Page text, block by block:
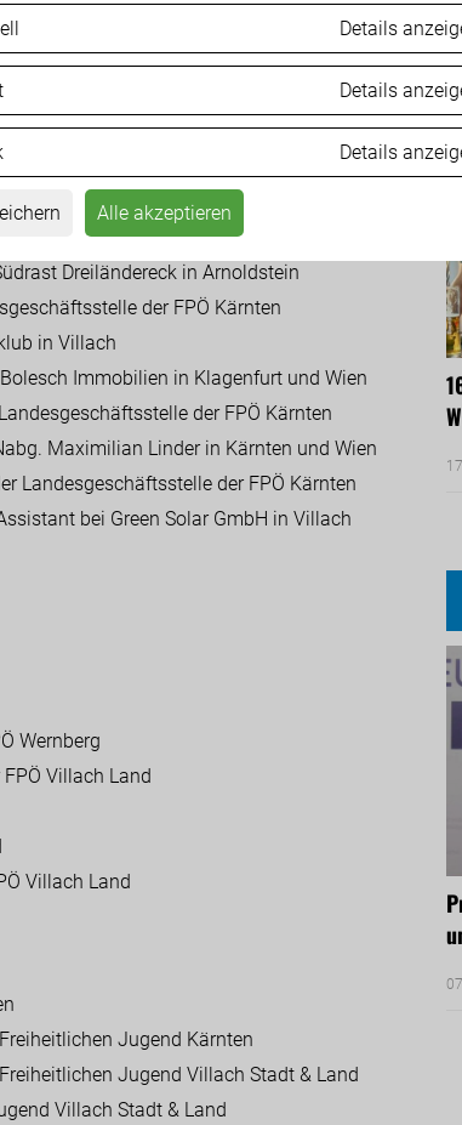
Details
Details
Details
Alle akzeptieren
Hochschober auf der Turracher Höhe
Bundesheer
in Velden am Wörthersee
Ischgl
Mattersdorfer in Wernberg
bei Leon Service & Security
Dreiländereck in Arnoldstein
der FPÖ Kärnten
in Villach
Immobilien in Klagenfurt und Wien
der FPÖ Kärnten
Maximilian Linder in Kärnten und Wien
Landesgeschäftsstelle der FPÖ Kärnten
bei Green Solar GmbH in Villach
Wernberg
Villach Land
Villach Land
Jugend Kärnten
Jugend Villach Stadt & Land
Villach Stadt & Land